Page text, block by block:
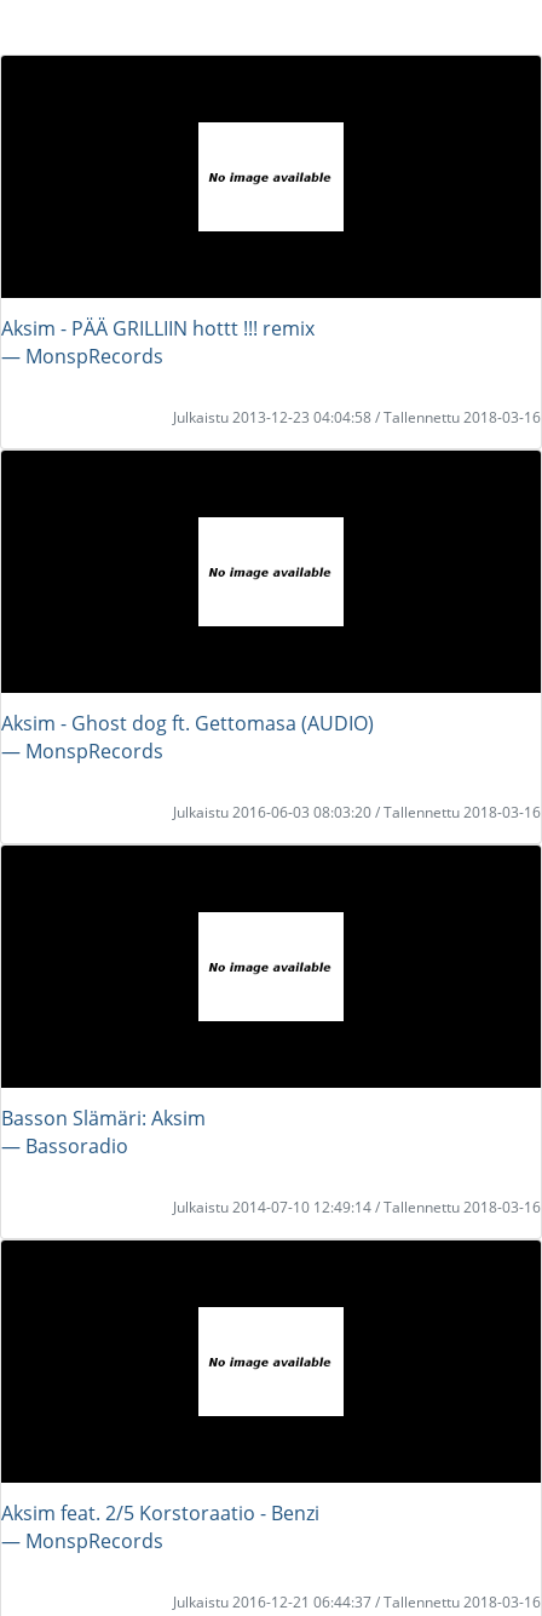
Aksim - PÄÄ GRILLIIN hottt !!! remix
― MonspRecords
Julkaistu 2013-12-23 04:04:58 / Tallennettu 2018-03-16
Aksim - Ghost dog ft. Gettomasa (AUDIO)
― MonspRecords
Julkaistu 2016-06-03 08:03:20 / Tallennettu 2018-03-16
Basson Slämäri: Aksim
― Bassoradio
Julkaistu 2014-07-10 12:49:14 / Tallennettu 2018-03-16
Aksim feat. 2/5 Korstoraatio - Benzi
― MonspRecords
Julkaistu 2016-12-21 06:44:37 / Tallennettu 2018-03-16